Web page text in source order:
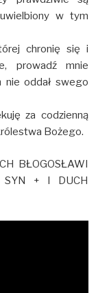
w tym
chronię się i
prowadź mnie
nie oddał swego
za codzienną
Bożego.
BŁOGOSŁAWI
SYN + I DUCH